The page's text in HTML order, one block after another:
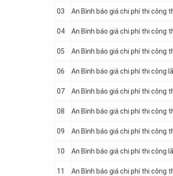
03 An Bình báo giá chi phí thi công
04 An Bình báo giá chi phí thi công
05 An Bình báo giá chi phí thi công
06 An Bình báo giá chi phí thi công
07 An Bình báo giá chi phí thi công
08 An Bình báo giá chi phí thi công
09 An Bình báo giá chi phí thi công
10 An Bình báo giá chi phí thi công
11 An Bình báo giá chi phí thi công